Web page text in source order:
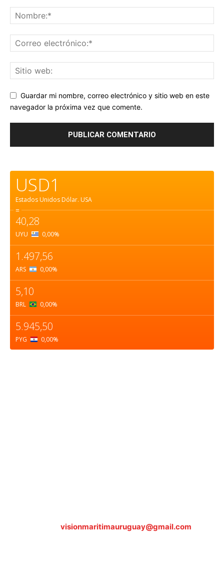
Guardar mi nombre, correo electrónico y sitio web en este
navegador la próxima vez que comente.
USD1
Estados Unidos Dólar. USA
=
40,28
UYU 0,00%
1.497,56
ARS 0,00%
5,10
BRL 0,00%
5.945,50
PYG 0,00%
visionmaritimauruguay@gmail.com